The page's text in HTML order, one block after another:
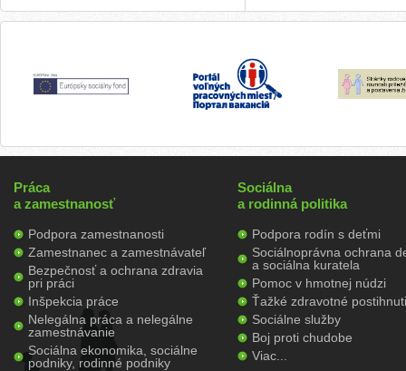
Práca
a zamestnanosť
Podpora zamestnanosti
Zamestnanec a zamestnávateľ
Bezpečnosť a ochrana zdravia
pri práci
Inšpekcia práce
Nelegálna práca a nelegálne
zamestnávanie
Sociálna ekonomika, sociálne
podniky, rodinné podniky
Sociálna
a rodinná politika
Podpora rodín s deťmi
Sociálnoprávna ochrana
a sociálna kuratela
Pomoc v hmotnej núdzi
Ťažké zdravotné
Sociálne služby
Boj proti chudobe
Viac...